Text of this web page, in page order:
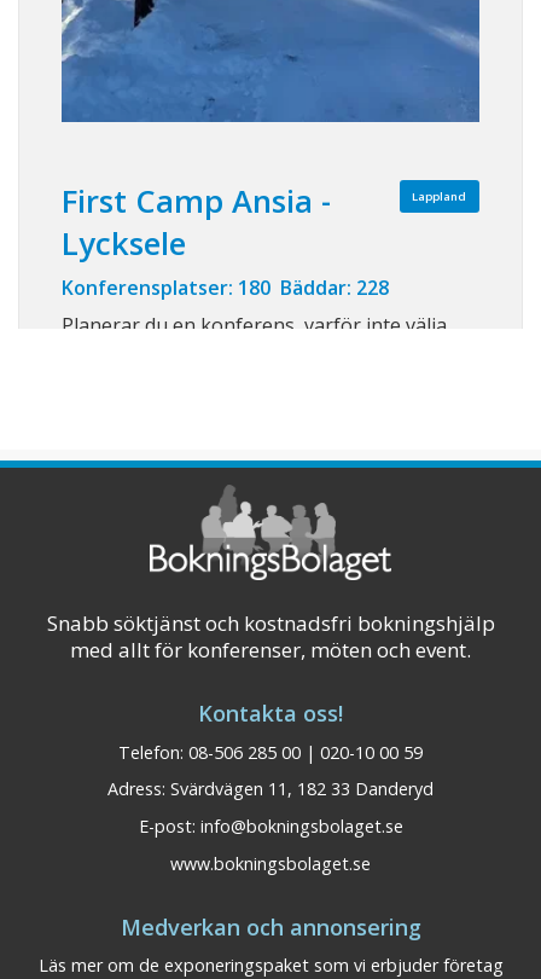
Lappland
First Camp Ansia -
Lycksele
Konferensplatser: 180 Bäddar: 228
Planerar du en konferens, varför inte välja
vidunderligt Norrland! På vår destination
Ansia – Lycksele finns ett konferensce ...
Visa på karta
Snabb söktjänst och kostnadsfri bokningshjälp
med allt för konferenser, möten och event.
Kontakta oss!
Telefon: 08-506 285 00 | 020-10 00 59
Adress: Svärdvägen 11, 182 33 Danderyd
E-post: info@bokningsbolaget.se
www.bokningsbolaget.se
Medverkan och annonsering
Läs mer om de exponeringspaket som vi erbjuder företag